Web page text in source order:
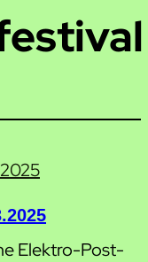
Elektro-Post-